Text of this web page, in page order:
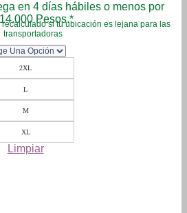
en 4 días hábiles o menos por
Pesos.*
si tu ubicación es lejana para las
transportadoras
2XL
L
M
XL
Limpiar